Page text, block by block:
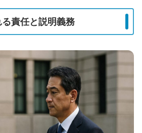
責任と説明義務